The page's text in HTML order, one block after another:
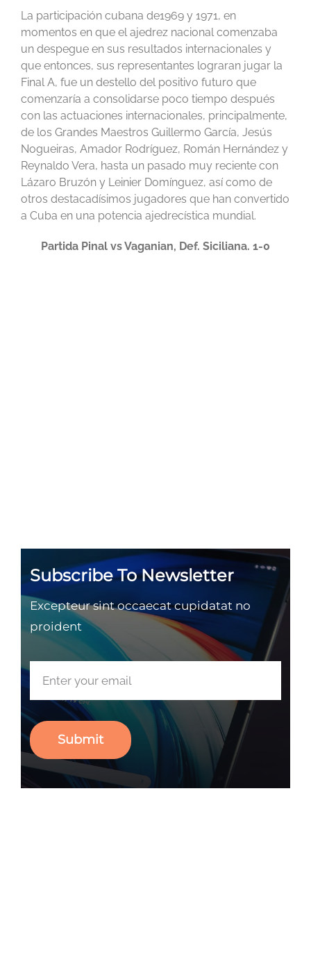
La participación cubana de1969 y 1971, en
momentos en que el ajedrez nacional comenzaba
un despegue en sus resultados internacionales y
que entonces, sus representantes lograran jugar la
Final A, fue un destello del positivo futuro que
comenzaría a consolidarse poco tiempo después
con las actuaciones internacionales, principalmente,
de los Grandes Maestros Guillermo García, Jesús
Nogueiras, Amador Rodríguez, Román Hernández y
Reynaldo Vera, hasta un pasado muy reciente con
Lázaro Bruzón y Leinier Domínguez, así como de
otros destacadísimos jugadores que han convertido
a Cuba en una potencia ajedrecística mundial.
Partida Pinal vs Vaganian, Def. Siciliana. 1-0
Subscribe To Newsletter
Excepteur sint occaecat cupidatat no
proident
Submit